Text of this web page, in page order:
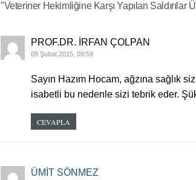
"Veteriner Hekimliğine Karşı Yapılan
PROF.DR. İRFAN ÇOLPAN
09 Şubat 2015, 09:59
Sayın Hazım Hocam, ağzına sağlık
isabetli bu nedenle sizi tebrik eder.
CEVAPLA
ÜMİT SÖNMEZ